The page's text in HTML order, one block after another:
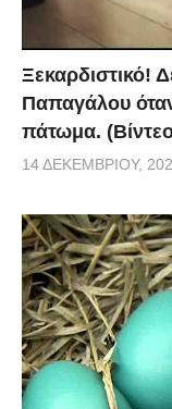
Ξεκαρδιστικό!
Παπαγάλου
πάτωμα.
14 ΔΕΚΕΜΒΡΊΟΥ,